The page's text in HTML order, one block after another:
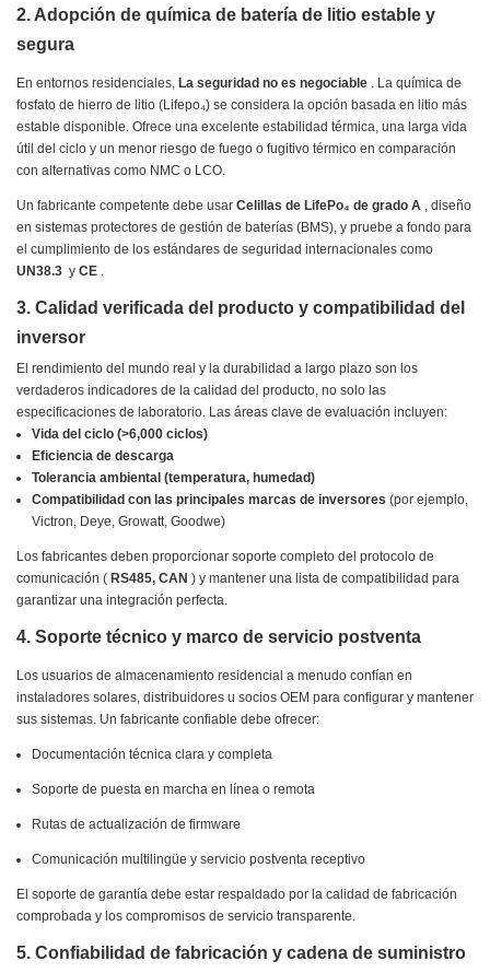
2. Adopción de química de batería de litio estable y
segura
En entornos residenciales, La seguridad no es negociable . La química de
fosfato de hierro de litio (Lifepo₄) se considera la opción basada en litio más
estable disponible. Ofrece una excelente estabilidad térmica, una larga vida
útil del ciclo y un menor riesgo de fuego o fugitivo térmico en comparación
con alternativas como NMC o LCO.
Un fabricante competente debe usar Celillas de LifePo₄ de grado A , diseño
en sistemas protectores de gestión de baterías (BMS), y pruebe a fondo para
el cumplimiento de los estándares de seguridad internacionales como
UN38.3 y CE .
3. Calidad verificada del producto y compatibilidad del
inversor
El rendimiento del mundo real y la durabilidad a largo plazo son los
verdaderos indicadores de la calidad del producto, no solo las
especificaciones de laboratorio. Las áreas clave de evaluación incluyen:
Vida del ciclo (>6,000 ciclos)
Eficiencia de descarga
Tolerancia ambiental (temperatura, humedad)
Compatibilidad con las principales marcas de inversores(por ejemplo,
Victron, Deye, Growatt, Goodwe)
Los fabricantes deben proporcionar soporte completo del protocolo de
comunicación ( RS485, CAN ) y mantener una lista de compatibilidad para
garantizar una integración perfecta.
4. Soporte técnico y marco de servicio postventa
Los usuarios de almacenamiento residencial a menudo confían en
instaladores solares, distribuidores u socios OEM para configurar y mantener
sus sistemas. Un fabricante confiable debe ofrecer:
Documentación técnica clara y completa
Soporte de puesta en marcha en línea o remota
Rutas de actualización de firmware
Comunicación multilingüe y servicio postventa receptivo
El soporte de garantía debe estar respaldado por la calidad de fabricación
comprobada y los compromisos de servicio transparente.
5. Confiabilidad de fabricación y cadena de suministro